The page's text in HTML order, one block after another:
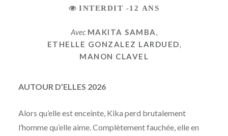
INTERDIT -12 ANS
Avec MAKITA SAMBA,
ETHELLE GONZALEZ LARDUED,
MANON CLAVEL
AUTOUR D’ELLES 2026
Alors qu’elle est enceinte, Kika perd brutalement
l’homme qu’elle aime. Complètement fauchée, elle en